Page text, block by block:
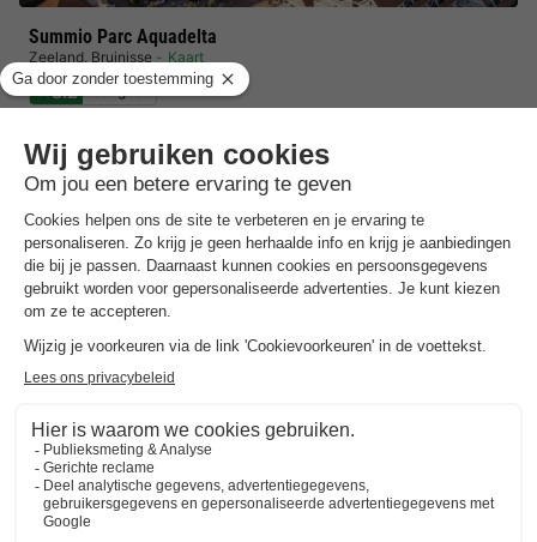
Summio Parc Aquadelta
Zeeland, Bruinisse Kaart
8.2
Overdekt zwembad met waterspeeltuin
Directe ligging aan het Grevelingenmeer
APPARTEMENT 2 personen
Van 14 tot 17 aug, 3 nachten, Vanaf
Aanbevolen prijs:
-8% € 332,70
Totaal€ 415,56incl. toeslagen
Bekijk alle accommodaties (17)
Boek nu een voordelige zomervakantie &
profiteer aan het zwembad!